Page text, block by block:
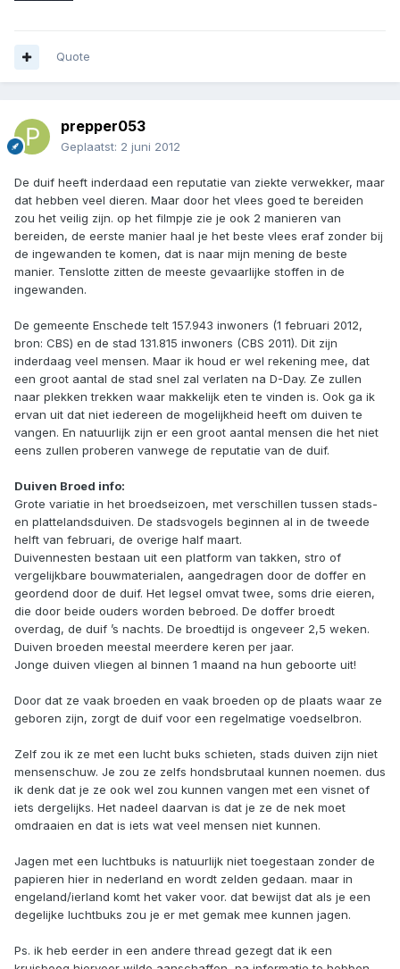
Quote
prepper053
Geplaatst: 2 juni 2012
De duif heeft inderdaad een reputatie van ziekte verwekker, maar
dat hebben veel dieren. Maar door het vlees goed te bereiden
zou het veilig zijn. op het filmpje zie je ook 2 manieren van
bereiden, de eerste manier haal je het beste vlees eraf zonder bij
de ingewanden te komen, dat is naar mijn mening de beste
manier. Tenslotte zitten de meeste gevaarlijke stoffen in de
ingewanden.
De gemeente Enschede telt 157.943 inwoners (1 februari 2012,
bron: CBS) en de stad 131.815 inwoners (CBS 2011). Dit zijn
inderdaag veel mensen. Maar ik houd er wel rekening mee, dat
een groot aantal de stad snel zal verlaten na D-Day. Ze zullen
naar plekken trekken waar makkelijk eten te vinden is. Ook ga ik
ervan uit dat niet iedereen de mogelijkheid heeft om duiven te
vangen. En natuurlijk zijn er een groot aantal mensen die het niet
eens zullen proberen vanwege de reputatie van de duif.
Duiven Broed info:
Grote variatie in het broedseizoen, met verschillen tussen stads-
en plattelandsduiven. De stadsvogels beginnen al in de tweede
helft van februari, de overige half maart.
Duivennesten bestaan uit een platform van takken, stro of
vergelijkbare bouwmaterialen, aangedragen door de doffer en
geordend door de duif. Het legsel omvat twee, soms drie eieren,
die door beide ouders worden bebroed. De doffer broedt
overdag, de duif ’s nachts. De broedtijd is ongeveer 2,5 weken.
Duiven broeden meestal meerdere keren per jaar.
Jonge duiven vliegen al binnen 1 maand na hun geboorte uit!
Door dat ze vaak broeden en vaak broeden op de plaats waar ze
geboren zijn, zorgt de duif voor een regelmatige voedselbron.
Zelf zou ik ze met een lucht buks schieten, stads duiven zijn niet
mensenschuw. Je zou ze zelfs hondsbrutaal kunnen noemen. dus
ik denk dat je ze ook wel zou kunnen vangen met een visnet of
iets dergelijks. Het nadeel daarvan is dat je ze de nek moet
omdraaien en dat is iets wat veel mensen niet kunnen.
Jagen met een luchtbuks is natuurlijk niet toegestaan zonder de
papieren hier in nederland en wordt zelden gedaan. maar in
engeland/ierland komt het vaker voor. dat bewijst dat als je een
degelijke luchtbuks zou je er met gemak mee kunnen jagen.
Ps. ik heb eerder in een andere thread gezegt dat ik een